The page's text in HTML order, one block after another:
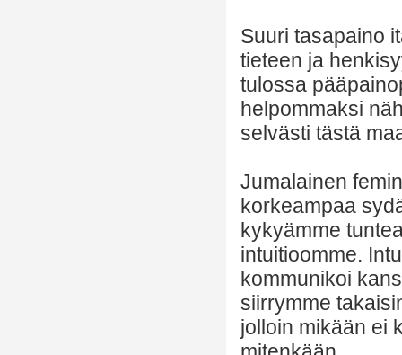
Suuri tasapaino
tieteen ja
tulossa
helpommaksi
selvästi tästä
Jumalainen
korkeampaa
kykyämme
intuitioomme.
kommunikoi
siirrymme
jolloin mikään ei